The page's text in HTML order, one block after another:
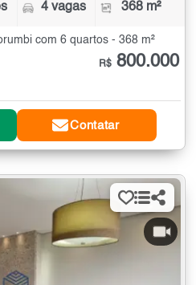
4 vagas 368 m²
com 6 quartos - 368 m²
R$ 800.000
Contatar